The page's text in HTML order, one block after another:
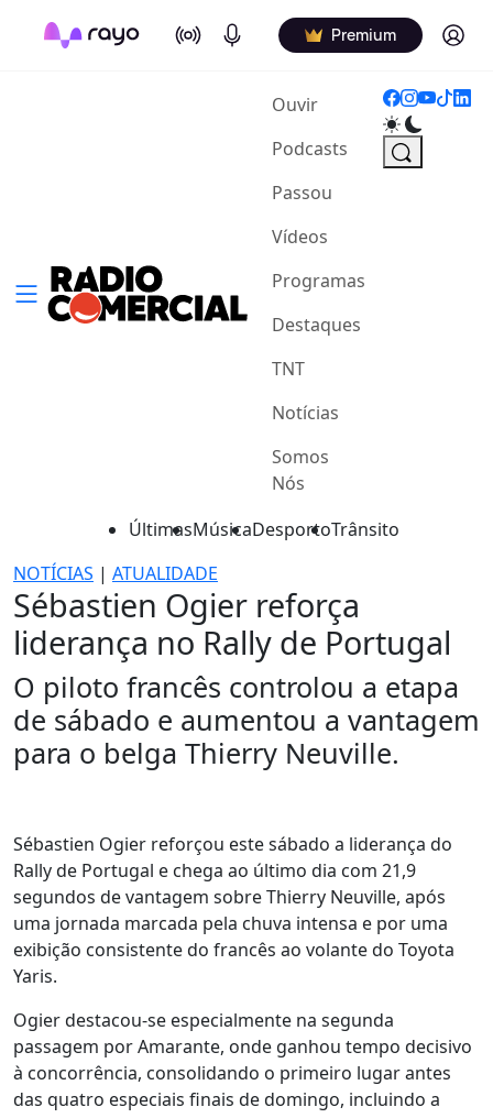
On Air Podcasts Premium Log in
Ouvir(current)
Podcasts
Passou
Vídeos
Programas
Destaques
TNT
Notícias
Somos
Nós
ÚltimasMúsicaDesportoTrânsito
NOTÍCIAS | ATUALIDADE
Sébastien Ogier reforça
liderança no Rally de Portugal
O piloto francês controlou a etapa
de sábado e aumentou a vantagem
para o belga Thierry Neuville.
Sébastien Ogier reforçou este sábado a liderança do
Rally de Portugal e chega ao último dia com 21,9
segundos de vantagem sobre Thierry Neuville, após
uma jornada marcada pela chuva intensa e por uma
exibição consistente do francês ao volante do Toyota
Yaris.
Ogier destacou-se especialmente na segunda
passagem por Amarante, onde ganhou tempo decisivo
à concorrência, consolidando o primeiro lugar antes
das quatro especiais finais de domingo, incluindo a